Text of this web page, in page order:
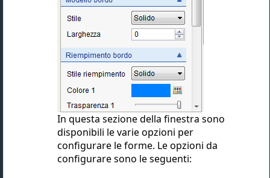
In questa sezione della finestra sono
disponibili le varie opzioni per
configurare le forme. Le opzioni da
configurare sono le seguenti: